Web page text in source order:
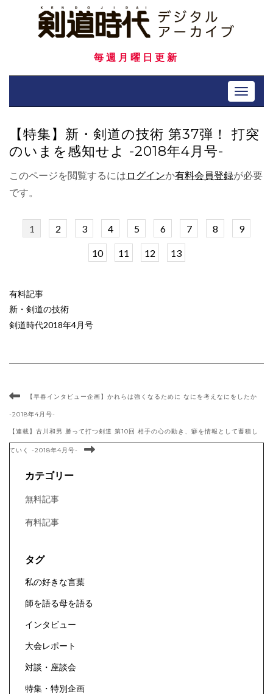
毎週月曜日更新
Toggle
【特集】新・剣道の技術 第37弾！ 打突
のいまを感知せよ -2018年4月号-
このページを閲覧するには ログインか有料会員登録が必要
です。
1 2 3 4 5 6 7 8 9
10 11 12 13
有料記事
新・剣道の技術
剣道時代2018年4月号
【早春インタビュー企画】かれらは強くなるために なにを考えなにをしたか
-2018年4月号-
【連載】古川和男 勝って打つ剣道 第10回 相手の心の動き、癖を情報として蓄積し
ていく -2018年4月号-
カテゴリー
無料記事
有料記事
タグ
私の好きな言葉
師を語る母を語る
インタビュー
大会レポート
対談・座談会
特集・特別企画